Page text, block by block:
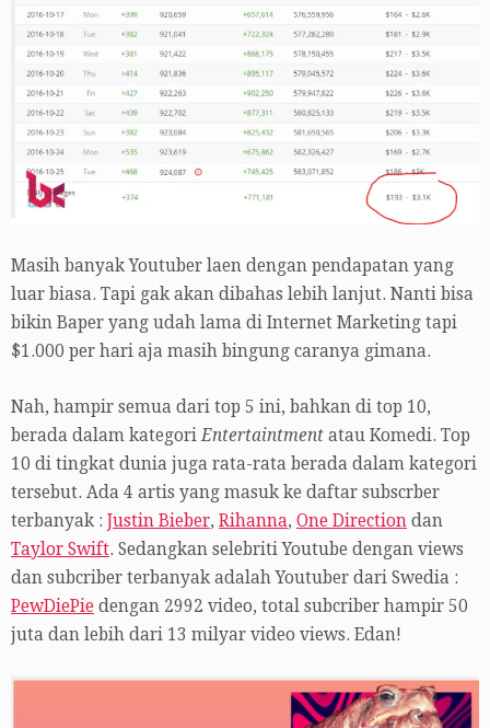
Masih banyak Youtuber laen dengan pendapatan yang
luar biasa. Tapi gak akan dibahas lebih lanjut. Nanti bisa
bikin Baper yang udah lama di Internet Marketing tapi
$1.000 per hari aja masih bingung caranya gimana.
Nah, hampir semua dari top 5 ini, bahkan di top 10,
berada dalam kategori Entertaintment atau Komedi. Top
10 di tingkat dunia juga rata-rata berada dalam kategori
tersebut. Ada 4 artis yang masuk ke daftar subscrber
terbanyak : Justin Bieber, Rihanna, One Direction dan
Taylor Swift. Sedangkan selebriti Youtube dengan views
dan subcriber terbanyak adalah Youtuber dari Swedia :
PewDiePie dengan 2992 video, total subcriber hampir 50
juta dan lebih dari 13 milyar video views. Edan!